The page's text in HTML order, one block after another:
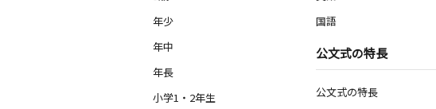
年少
年中
年長
小学1・2年生
国語
公文式の特長
公文式の特長